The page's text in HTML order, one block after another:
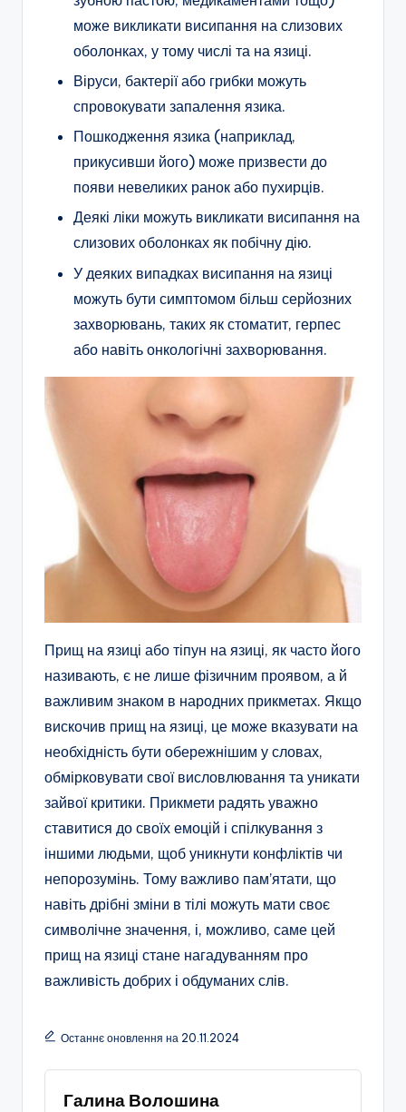
може викликати висипання на слизових
оболонках, у тому числі та на язиці.
Віруси, бактерії або грибки можуть
спровокувати запалення язика.
Пошкодження язика (наприклад,
прикусивши його) може призвести до
появи невеликих ранок або пухирців.
Деякі ліки можуть викликати висипання на
слизових оболонках як побічну дію.
У деяких випадках висипання на язиці
можуть бути симптомом більш серйозних
захворювань, таких як стоматит, герпес
або навіть онкологічні захворювання.
Прищ на язиці або тіпун на язиці, як часто його
називають, є не лише фізичним проявом, а й
важливим знаком в народних прикметах. Якщо
вискочив прищ на язиці, це може вказувати на
необхідність бути обережнішим у словах,
обмірковувати свої висловлювання та уникати
зайвої критики. Прикмети радять уважно
ставитися до своїх емоцій і спілкування з
іншими людьми, щоб уникнути конфліктів чи
непорозумінь. Тому важливо пам’ятати, що
навіть дрібні зміни в тілі можуть мати своє
символічне значення, і, можливо, саме цей
прищ на язиці стане нагадуванням про
важливість добрих і обдуманих слів.
Останнє оновлення на 20.11.2024
Галина Волошина